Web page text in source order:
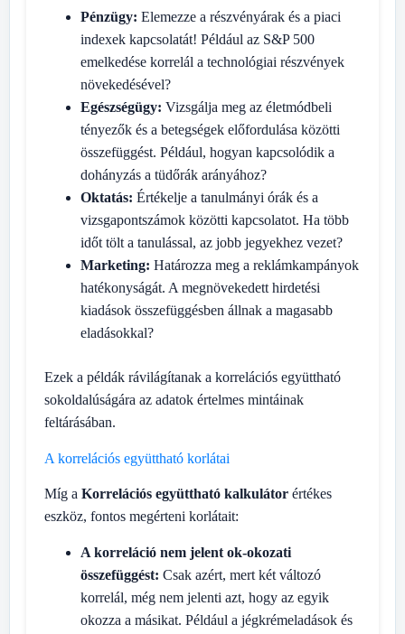
Pénzügy: Elemezze a részvényárak és a piaci
indexek kapcsolatát! Például az S&P 500
emelkedése korrelál a technológiai részvények
növekedésével?
Egészségügy: Vizsgálja meg az életmódbeli
tényezők és a betegségek előfordulása közötti
összefüggést. Például, hogyan kapcsolódik a
dohányzás a tüdőrák arányához?
Oktatás: Értékelje a tanulmányi órák és a
vizsgapontszámok közötti kapcsolatot. Ha több
időt tölt a tanulással, az jobb jegyekhez vezet?
Marketing: Határozza meg a reklámkampányok
hatékonyságát. A megnövekedett hirdetési
kiadások összefüggésben állnak a magasabb
eladásokkal?
Ezek a példák rávilágítanak a korrelációs együttható
sokoldalúságára az adatok értelmes mintáinak
feltárásában.
A korrelációs együttható korlátai
Míg a Korrelációs együttható kalkulátor értékes
eszköz, fontos megérteni korlátait:
A korreláció nem jelent ok-okozati
összefüggést: Csak azért, mert két változó
korrelál, még nem jelenti azt, hogy az egyik
okozza a másikat. Például a jégkrémeladások és